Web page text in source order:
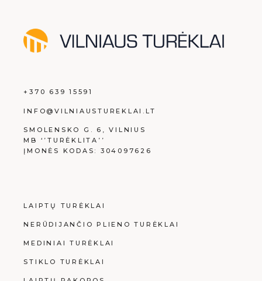
+370 639 15591
INFO@VILNIAUSTUREKLAI.LT
SMOLENSKO G. 6, VILNIUS
MB ‘’TURĖKLITA’’
ĮMONĖS KODAS: 304097626
LAIPTŲ TURĖKLAI
NERŪDIJANČIO PLIENO TURĖKLAI
MEDINIAI TURĖKLAI
STIKLO TURĖKLAI